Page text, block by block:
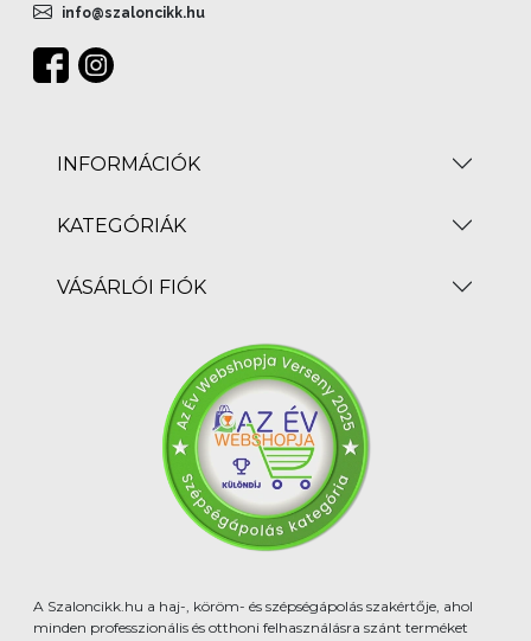
info@szaloncikk.hu
INFORMÁCIÓK
KATEGÓRIÁK
VÁSÁRLÓI FIÓK
A Szaloncikk.hu a haj-, köröm- és szépségápolás szakértője, ahol
minden professzionális és otthoni felhasználásra szánt terméket